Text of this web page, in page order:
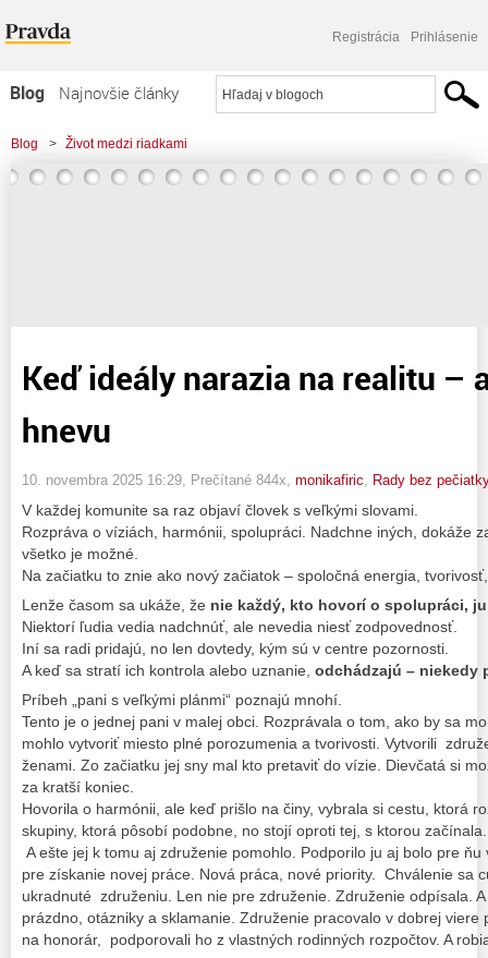
Registrácia Prihlásenie
Blog
Najnovšie články
Najčítanejšie články
Najkomentovanejšie články
Blog > Život medzi riadkami
> Keď ideály narazia na realitu - ako odísť bez hnevu
Keď ideály narazia na realitu –
hnevu
10. novembra 2025 16:29 , Prečítané 844x, monikafiric Rady bez
V každej komunite sa raz objaví človek s veľkými slovami.
Rozpráva o víziách, harmónii, spolupráci. Nadchne iných, dokáže
všetko je možné.
Na začiatku to znie ako nový začiatok – spoločná energia,
Lenže časom sa ukáže, že nie každý, kto hovorí o spolupráci,
Niektorí ľudia vedia nadchnúť, ale nevedia niesť zodpovednosť.
Iní sa radi pridajú, no len dovtedy, kým sú v centre pozornosti.
A keď sa stratí ich kontrola alebo uznanie, odchádzajú – niekedy
Príbeh „pani s veľkými plánmi“ poznajú mnohí.
Tento je o jednej pani v malej obci. Rozprávala o tom, ako by sa
mohlo vytvoriť miesto plné porozumenia a tvorivosti. Vytvorili
ženami. Zo začiatku jej sny mal kto pretaviť do vízie. Dievčatá si
za kratší koniec.
Hovorila o harmónii, ale keď prišlo na činy, vybrala si cestu, ktorá
skupiny, ktorá pôsobí podobne, no stojí oproti tej, s ktorou začínala.
A ešte jej k tomu aj združenie pomohlo. Podporilo ju aj bolo pre
pre získanie novej práce. Nová práca, nové priority. Chválenie sa
ukradnuté združeniu. Len nie pre združenie. Združenie odpísala.
prázdno, otázniky a sklamanie. Združenie pracovalo v dobrej
na honorár, podporovali ho z vlastných rodinných rozpočtov. A